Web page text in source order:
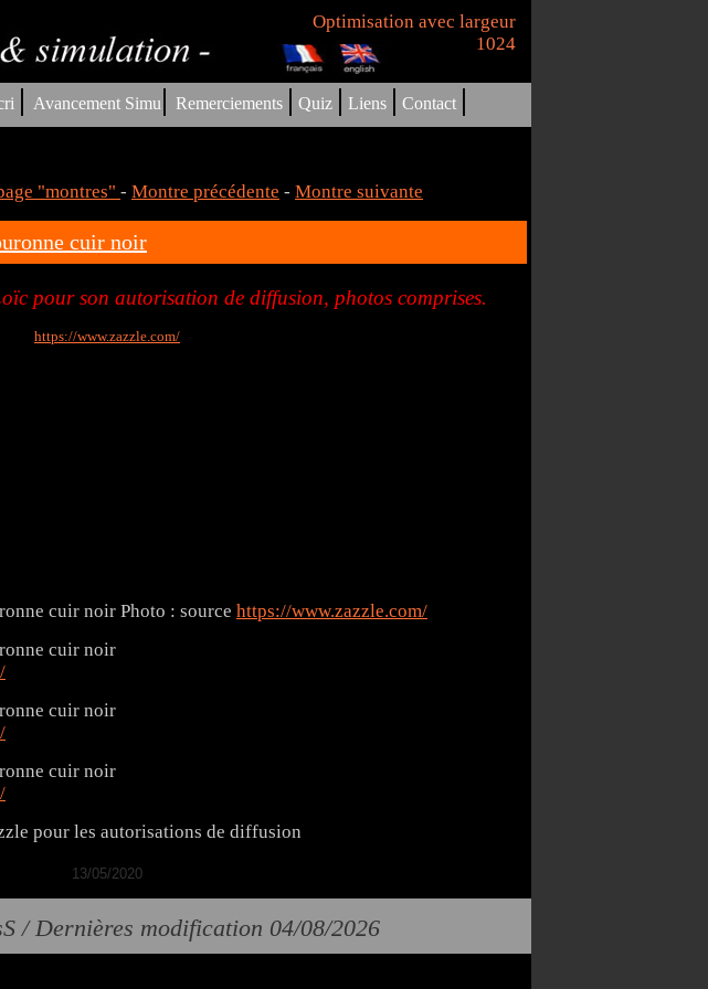
Optimisation avec largeur
1024
| Avancement Simu| Remerciements | Quiz | Liens | Contact |
"montres" - Montre précédente - Montre suivante
cuir noir
pour son autorisation de diffusion, photos comprises.
https://www.zazzle.com/
Photo : source https://www.zazzle.com/
pour les autorisations de diffusion
13/05/2020
/ Dernières modification 04/08/2026